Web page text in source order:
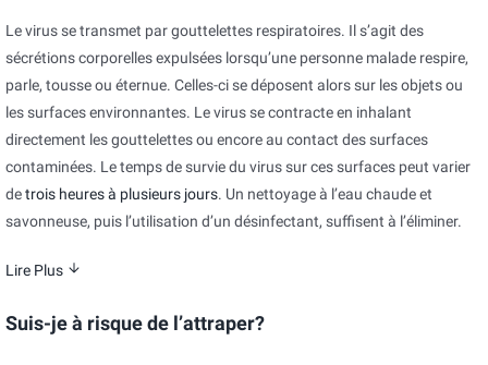
Le virus se transmet par gouttelettes respiratoires. Il s’agit des
sécrétions corporelles expulsées lorsqu’une personne malade respire,
parle, tousse ou éternue. Celles-ci se déposent alors sur les objets ou
les surfaces environnantes. Le virus se contracte en inhalant
directement les gouttelettes ou encore au contact des surfaces
contaminées. Le temps de survie du virus sur ces surfaces peut varier
detrois heures à plusieurs jours. Un nettoyage à l’eau chaude et
savonneuse, puis l’utilisation d’un désinfectant, suffisent à l’éliminer.
Lire Plus
Suis-je à risque de l’attraper?